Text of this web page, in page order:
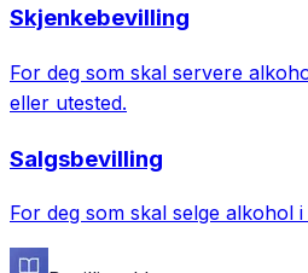
Skjenkebevilling
For deg som skal servere
eller utested.
Salgsbevilling
For deg som skal selge alkohol